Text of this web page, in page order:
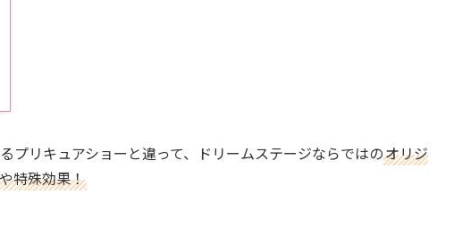
プリキュアショーと違って、ドリームステージならではのオリジ
特殊効果！